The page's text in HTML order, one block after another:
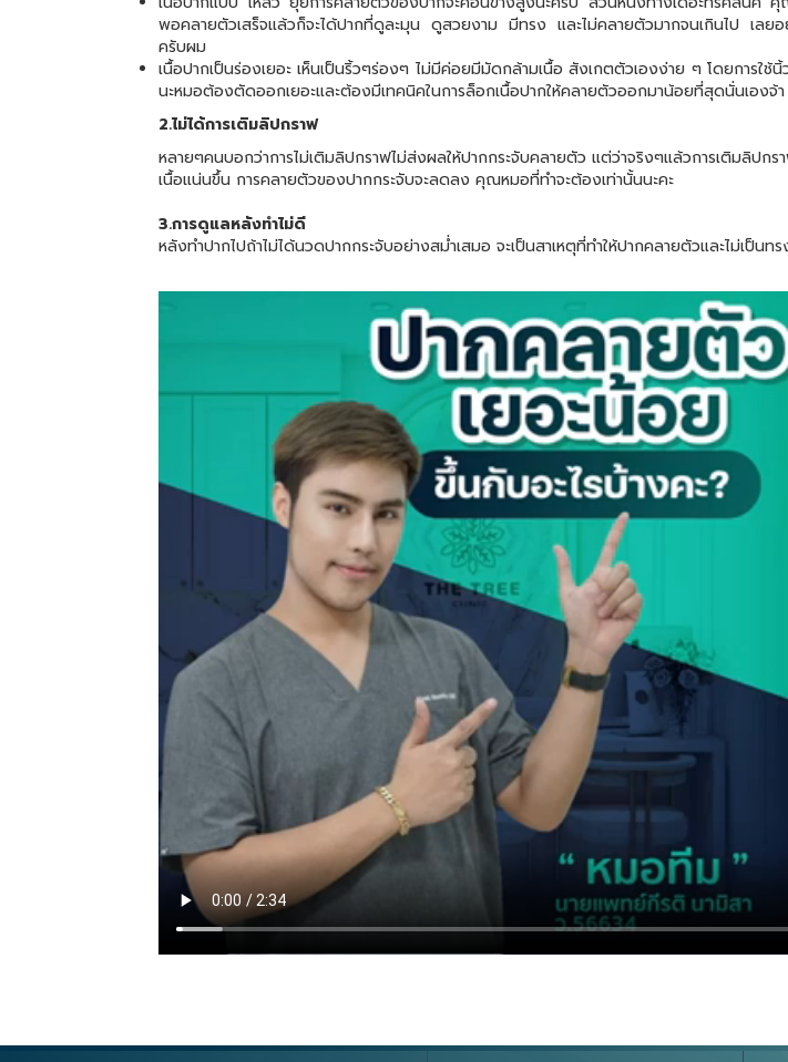
พอคลายตัวเสร็จแล้วก็จะได้ปากที่ดูละมุน ดูสวยงาม มีทรง และไม่คลายตัวมากจนเกินไป เลยอ
ครับผม
เนื้อปากเป็นร่องเยอะ เห็นเป็นริ้วๆร่องๆ ไม่มีค่อยมีมัดกล้ามเนื้อ สังเกตตัวเองง่าย ๆ โดยการ
นะหมอต้องตัดออกเยอะและต้องมีเทคนิคในการล็อกเนื้อปากให้คลายตัวออกมาน้อยที่สุดนั่นเองจ้า
2.ไม่ได้การเติมลิปกราฟ
หลายๆคนบอกว่าการไม่เติมลิปกราฟไม่ส่งผลให้ปากกระจับคลายตัว แต่ว่าจริงๆแล้วการเติมลิปกร
เนื้อแน่นขึ้น การคลายตัวของปากกระจับจะลดลง คุณหมอที่ทำจะต้องเท่านั้นนะคะ
3.การดูแลหลังทำไม่ดี
หลังทำปากไปถ้าไม่ได้นวดปากกระจับอย่างสม่ำเสมอ จะเป็นสาเหตุที่ทำให้ปากคลายตัวและไม่เป็น